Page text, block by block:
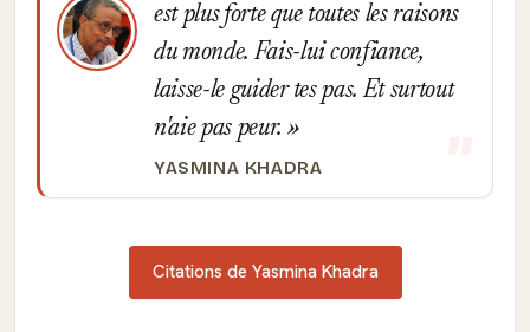
est plus forte que toutes les raisons
du monde. Fais-lui confiance,
laisse-le guider tes pas. Et surtout
n'aie pas peur.
YASMINA KHADRA
Citations de Yasmina Khadra